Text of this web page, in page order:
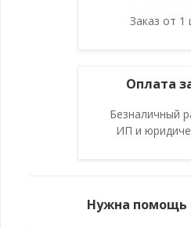
Заказ от 1
Оплата
Безналичный
ИП и
Нужна помощь